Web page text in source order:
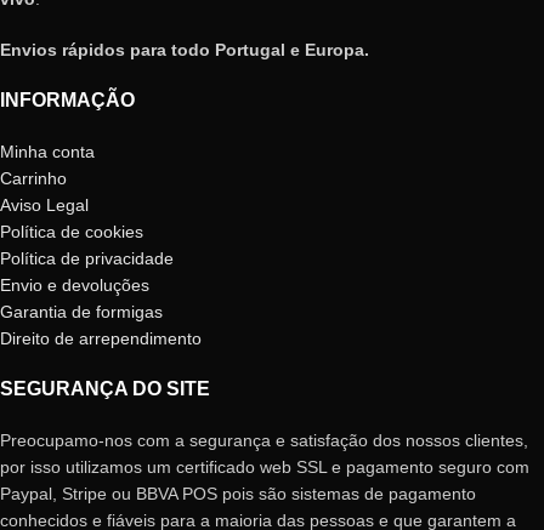
Envios rápidos para todo Portugal e Europa.
INFORMAÇÃO
Minha conta
Carrinho
Aviso Legal
Política de cookies
Política de privacidade
Envio e devoluções
Garantia de formigas
Direito de arrependimento
SEGURANÇA DO SITE
Preocupamo-nos com a segurança e satisfação dos nossos clientes,
por isso utilizamos um certificado web SSL e pagamento seguro com
Paypal, Stripe ou BBVA POS pois são sistemas de pagamento
conhecidos e fiáveis ​​para a maioria das pessoas e que garantem a